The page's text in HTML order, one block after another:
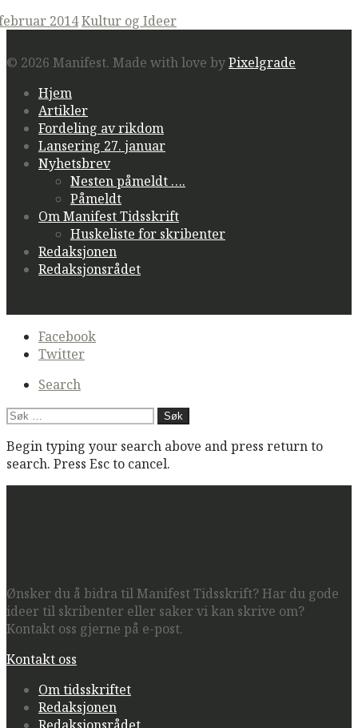
2014Kultur og Ideer
© 2026 Manifest. Made with love byPixelgrade
Hjem
Artikler
Fordeling av rikdom
Lansering 27. januar
Nyhetsbrev
Nesten påmeldt ….
Påmeldt
Om Manifest Tidsskrift
Huskeliste for skribenter
Redaksjonen
Redaksjonsrådet
Secondary
navigation
Facebook
Twitter
Search
Søk
Begin typing your search above and press return to
search. Press Esc to cancel.
Ønsker du å bidra til Manifest Tidsskrift? Har du gode
ideer til skribenter eller saker vi kan skrive om?
Kontakt oss gjerne på e-post.
Kontakt oss
Om tidsskriftet
Redaksjonen